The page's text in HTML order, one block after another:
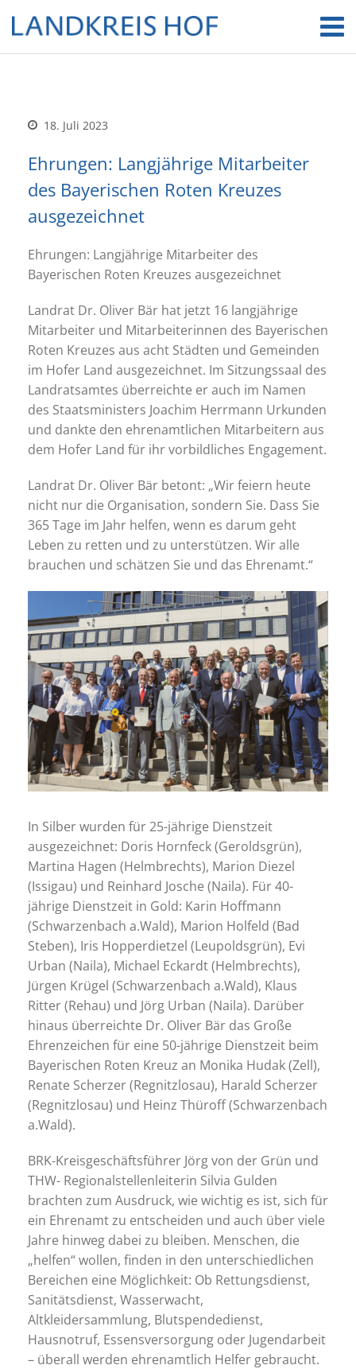
18. Juli 2023
Ehrungen: Langjährige Mitarbeiter
des Bayerischen Roten Kreuzes
ausgezeichnet
Ehrungen: Langjährige Mitarbeiter des
Bayerischen Roten Kreuzes ausgezeichnet
Landrat Dr. Oliver Bär hat jetzt 16 langjährige
Mitarbeiter und Mitarbeiterinnen des Bayerischen
Roten Kreuzes aus acht Städten und Gemeinden
im Hofer Land ausgezeichnet. Im Sitzungssaal des
Landratsamtes überreichte er auch im Namen
des Staatsministers Joachim Herrmann Urkunden
und dankte den ehrenamtlichen Mitarbeitern aus
dem Hofer Land für ihr vorbildliches Engagement.
Landrat Dr. Oliver Bär betont: „Wir feiern heute
nicht nur die Organisation, sondern Sie. Dass Sie
365 Tage im Jahr helfen, wenn es darum geht
Leben zu retten und zu unterstützen. Wir alle
brauchen und schätzen Sie und das Ehrenamt.“
In Silber wurden für 25-jährige Dienstzeit
ausgezeichnet: Doris Hornfeck (Geroldsgrün),
Martina Hagen (Helmbrechts), Marion Diezel
(Issigau) und Reinhard Josche (Naila). Für 40-
jährige Dienstzeit in Gold: Karin Hoffmann
(Schwarzenbach a.Wald), Marion Holfeld (Bad
Steben), Iris Hopperdietzel (Leupoldsgrün), Evi
Urban (Naila), Michael Eckardt (Helmbrechts),
Jürgen Krügel (Schwarzenbach a.Wald), Klaus
Ritter (Rehau) und Jörg Urban (Naila). Darüber
hinaus überreichte Dr. Oliver Bär das Große
Ehrenzeichen für eine 50-jährige Dienstzeit beim
Bayerischen Roten Kreuz an Monika Hudak (Zell),
Renate Scherzer (Regnitzlosau), Harald Scherzer
(Regnitzlosau) und Heinz Thüroff (Schwarzenbach
a.Wald).
BRK-Kreisgeschäftsführer Jörg von der Grün und
THW- Regionalstellenleiterin Silvia Gulden
brachten zum Ausdruck, wie wichtig es ist, sich für
ein Ehrenamt zu entscheiden und auch über viele
Jahre hinweg dabei zu bleiben. Menschen, die
„helfen“ wollen, finden in den unterschiedlichen
Bereichen eine Möglichkeit: Ob Rettungsdienst,
Sanitätsdienst, Wasserwacht,
Altkleidersammlung, Blutspendedienst,
Hausnotruf, Essensversorgung oder Jugendarbeit
– überall werden ehrenamtlich Helfer gebraucht.